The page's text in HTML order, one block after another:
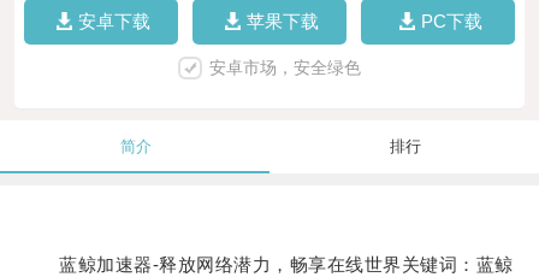
安卓下载 苹果下载 PC下载
安卓市场，安全绿色
简介 排行
蓝鲸加速器-释放网络潜力，畅享在线世界关键词：蓝鲸